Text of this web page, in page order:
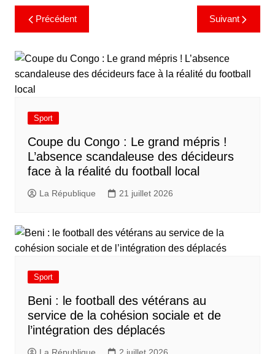
Précédent Suivant
Sport
​Coupe du Congo : Le grand mépris !
L’absence scandaleuse des décideurs
face à la réalité du football local
La République 21 juillet 2026
Sport
Beni : le football des vétérans au
service de la cohésion sociale et de
l’intégration des déplacés​
La République 2 juillet 2026